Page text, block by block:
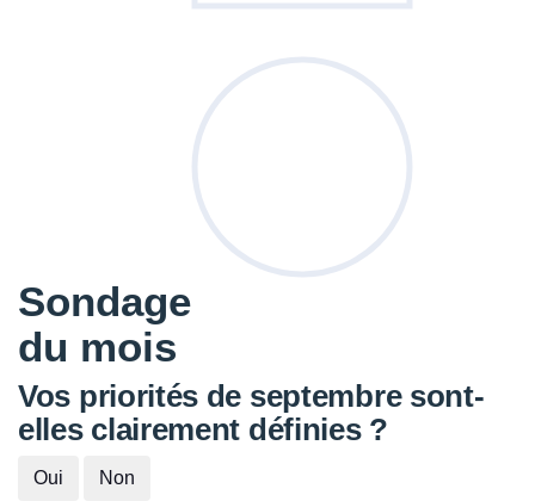
Sondage
du mois
Vos priorités de septembre sont-
elles clairement définies ?
Oui Non